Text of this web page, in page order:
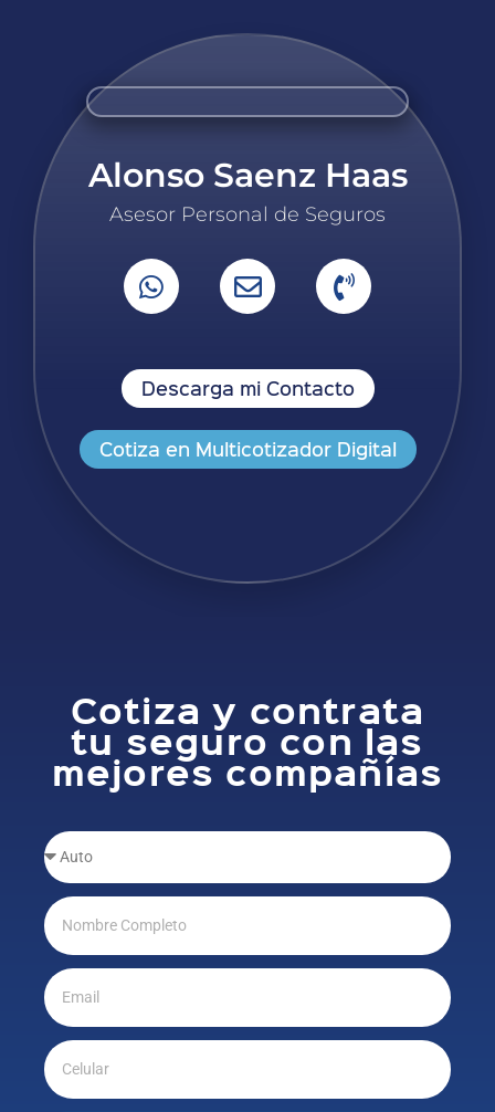
Alonso Saenz Haas
Asesor Personal de Seguros
Descarga mi Contacto
Cotiza en Multicotizador Digital
Cotiza y contrata
tu seguro con las
mejores compañías